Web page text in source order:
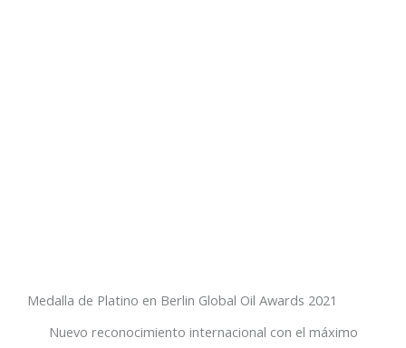
Medalla de Platino en Berlin Global Oil Awards 2021
Nuevo reconocimiento internacional con el máximo